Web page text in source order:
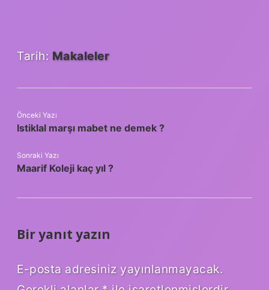
Tarih: Makaleler
Önceki Yazı
Istiklal marşı mabet ne demek ?
Sonraki Yazı
Maarif Koleji kaç yıl ?
Bir yanıt yazın
E-posta adresiniz yayınlanmayacak.